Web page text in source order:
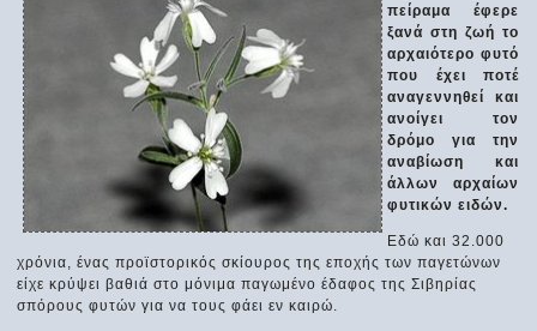
πείραμα έφερε
ξανά στη ζωή το
αρχαιότερο φυτό
που έχει ποτέ
αναγεννηθεί και
ανοίγει τον
δρόμο για την
αναβίωση και
άλλων αρχαίων
φυτικών ειδών.
Εδώ και 32.000
χρόνια, ένας προϊστορικός σκίουρος της εποχής των παγετώνων
είχε κρύψει βαθιά στο μόνιμα παγωμένο έδαφος της Σιβηρίας
σπόρους φυτών για να τους φάει εν καιρώ.